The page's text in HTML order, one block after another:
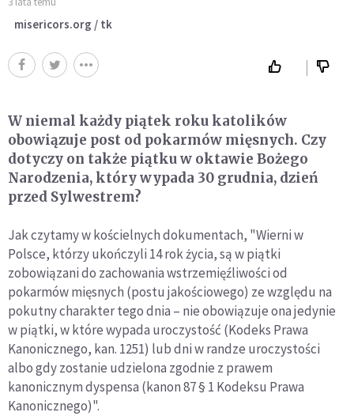
misericors.org / tk
W niemal każdy piątek roku katolików
obowiązuje post od pokarmów mięsnych. Czy
dotyczy on także piątku w oktawie Bożego
Narodzenia, który wypada 30 grudnia, dzień
przed Sylwestrem?
Jak czytamy w kościelnych dokumentach, "Wierni w
Polsce, którzy ukończyli 14 rok życia, są w piątki
zobowiązani do zachowania wstrzemięźliwości od
pokarmów mięsnych (postu jakościowego) ze względu na
pokutny charakter tego dnia – nie obowiązuje ona jedynie
w piątki, w które wypada uroczystość (Kodeks Prawa
Kanonicznego, kan. 1251) lub dni w randze uroczystości
albo gdy zostanie udzielona zgodnie z prawem
kanonicznym dyspensa (kanon 87 § 1 Kodeksu Prawa
Kanonicznego)".